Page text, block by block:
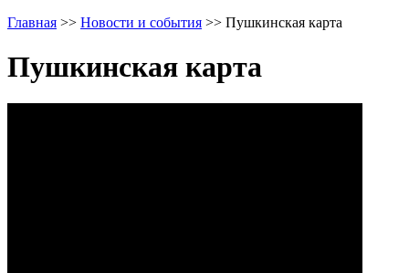
Главная >> Новости и события >> Пушкинская карта
Пушкинская карта